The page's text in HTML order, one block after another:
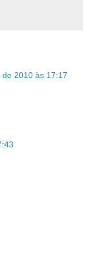
2010 às 17:17